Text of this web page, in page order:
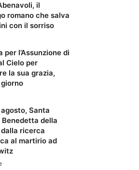
il
romano che salva
con il sorriso
per l’Assunzione di
Cielo per
la sua grazia,
Santa
Benedetta della
ricerca
al martirio ad